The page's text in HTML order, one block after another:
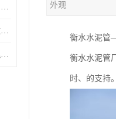
预制检查井厂 承受重载压力稳定
廊坊预制检查井供应商 有效引导分流雨水
厂家销售排污排水水泥管 混凝土钢筋水泥管 承插式混凝土排水管
外观
衡水水泥管
衡水水泥管
时、的支持。